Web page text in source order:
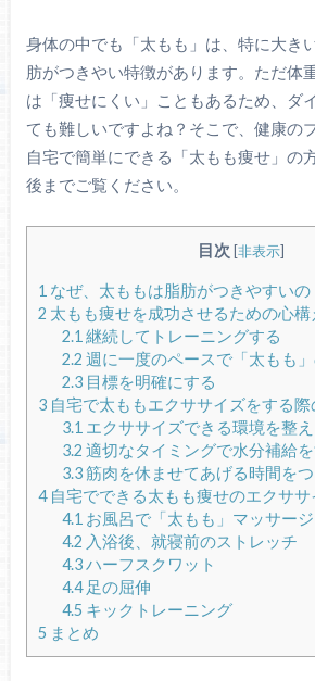
身体の中でも「太もも」は、特に大き
肪がつきやい特徴があります。ただ体
は「痩せにくい」こともあるため、ダ
ても難しいですよね？そこで、健康の
自宅で簡単にできる「太もも痩せ」の
後までご覧ください。
目次 [非表示]
1 なぜ、太ももは脂肪がつきやすいの
2 太もも痩せを成功させるための心構
2.1 継続してトレーニングする
2.2 週に一度のペースで「太もも
2.3目標を明確にする
3自宅で太ももエクササイズをする際
3.1 エクササイズできる環境を整え
3.2 適切なタイミングで水分補給
3.3筋肉を休ませてあげる時間をつ
4自宅でできる太もも痩せのエクササ
4.1 お風呂で「太もも」マッサージ
4.2 入浴後、就寝前のストレッチ
4.3ハーフスクワット
4.4足の屈伸
4.5 キックトレーニング
5 まとめ